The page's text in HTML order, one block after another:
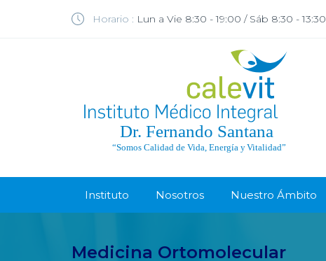
Horario : Lun a Vie 8:30 - 19:00 / Sáb 8:30 - 13:30
Instituto Nosotros Nuestro Ámbito
Medicina Ortomolecular